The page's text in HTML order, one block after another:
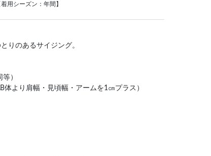
用シーズン：年間】
りのあるサイジング。
）
体より肩幅・見頃幅・アームを1㎝プラス）